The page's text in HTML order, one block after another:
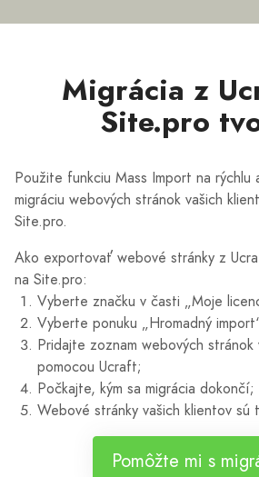
Migrácia z
Site.pro
Použite funkciu Mass Import na rýchlu
migráciu webových stránok vašich
Site.pro.
Ako exportovať webové stránky z
na Site.pro:
Vyberte značku v časti „Moje
Vyberte ponuku „Hromadný
Pridajte zoznam webových stránok
pomocou Ucraft;
Počkajte, kým sa migrácia dokončí;
Webové stránky vašich klientov sú
Pomôžte mi s